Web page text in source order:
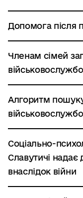
Допомога після
Членам сімей
Алгоритм
Соціально-
Славутичі
внаслідок війни